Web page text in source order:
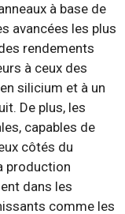
à base de
avancées les plus
rendements
à ceux des
silicium et à un
De plus, les
capables de
côtés du
production
dans les
comme les